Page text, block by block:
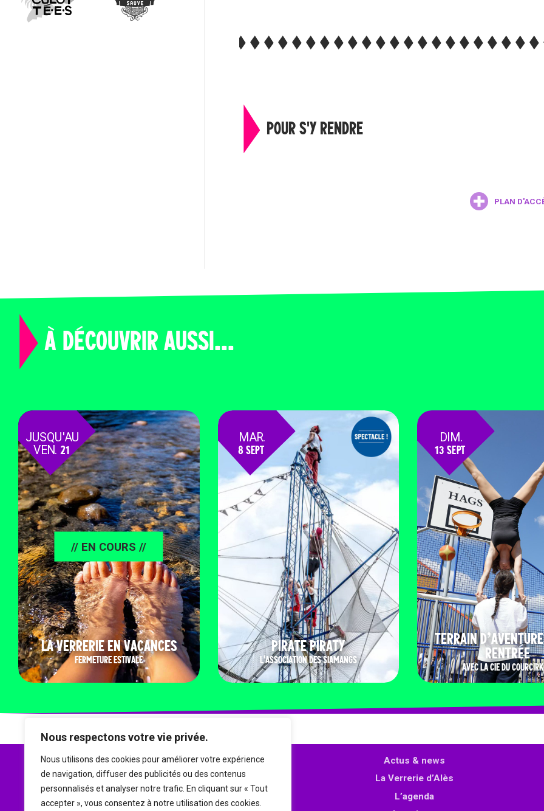
Nous respectons votre vie privée.
Nous utilisons des cookies pour améliorer votre expérience
de navigation, diffuser des publicités ou des contenus
personnalisés et analyser notre trafic. En cliquant sur « Tout
accepter », vous consentez à notre utilisation des cookies.
POUR S'Y RENDRE
PLAN
À DÉCOUVRIR AUSSI...
JUSQU'AU
VEN. 21
AOÛT
// EN COURS //
LA VERRERIE EN VACANCES
FERMETURE ESTIVALE
MAR.
8 SEPT
PIRATE PIRATY
L'ASSOCIATION DES SIAMANGS
DIM.
13 SEPT
TERRAIN
RENTRÉE
AVEC LA CIE DU
Actus & news
La Verrerie d’Alès
L’agenda